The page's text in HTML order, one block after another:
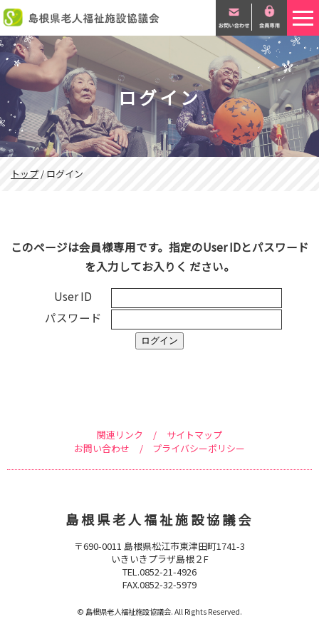
このページの本文へ
ログイン
現
トップ / ログイン
このページは会員様専用です。指定のUser IDとパスワード
を入力してお入りく ださい。
User ID
パスワード
ログイン
関連リンク /
サイトマップ
お問い合わせ
/ プライバシーポリシー
島根県老人福祉施設協議会
〒690-0011 島根県松江市東津田町1741-3
いきいきプラザ島根２F
TEL.0852-21-4926
FAX.0852-32-5979
© 島根県老人福祉施設協議会. All Rights Reserved.